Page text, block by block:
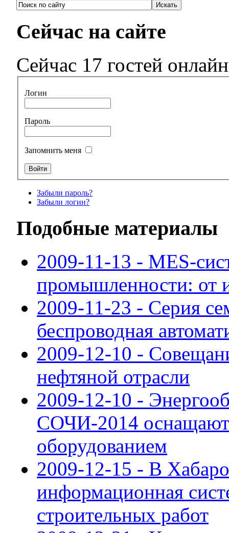
Сейчас на сайте
Сейчас 17 гостей онлайн
Логин
Пароль
Запомнить меня
Забыли пароль?
Забыли логин?
Подобные материалы
2009-11-13 - MES-
промышленности: от
2009-11-23 - Серия
беспроводная
2009-12-10 -
нефтяной отрасли
2009-12-10 -
СОЧИ-2014
оборудованием
2009-12-15 - В
информационная
строительных работ